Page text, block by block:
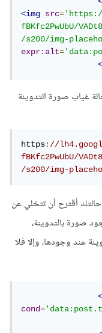
<img
src=
fBKfc2PwUbU/
/s200/img-
expr:alt=
غياب صورة التدوينة
https://
fBKfc2PwUbU/
/s200/img-
أقترح أن تتخلي عن
صورة بالتدوينة،
عند وجودها، وإلا فلا
cond=